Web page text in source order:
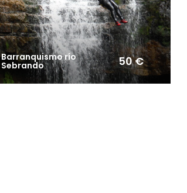
Barranquismo río
Sebrando 50 €